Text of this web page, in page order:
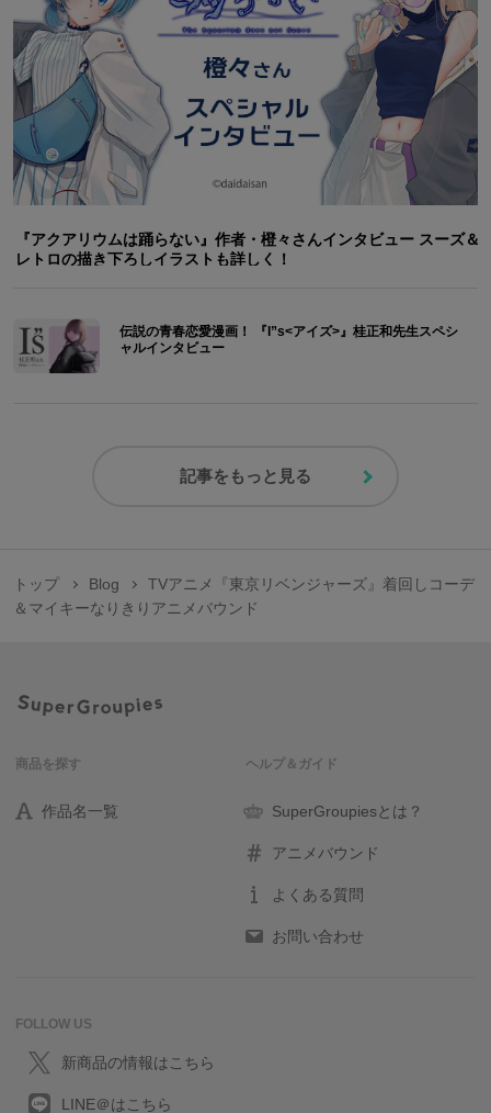
『アクアリウムは踊らない』作者・橙々さんインタビュー スーズ＆
レトロの描き下ろしイラストも詳しく！
伝説の青春恋愛漫画！ 『I”s<アイズ>』桂正和先生スペシ
ャルインタビュー
記事をもっと見る
トップ Blog
TVアニメ『東京リベンジャーズ』着回しコーデ
＆マイキーなりきりアニメバウンド
商品を探す
作品名一覧
ヘルプ＆ガイド
SuperGroupiesとは？
アニメバウンド
よくある質問
お問い合わせ
FOLLOW US
新商品の情報はこちら
LINE＠はこちら